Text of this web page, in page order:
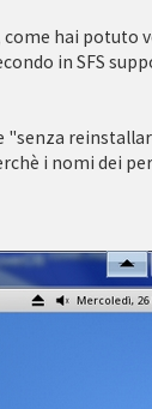
hai potuto
in SFS
i nomi dei